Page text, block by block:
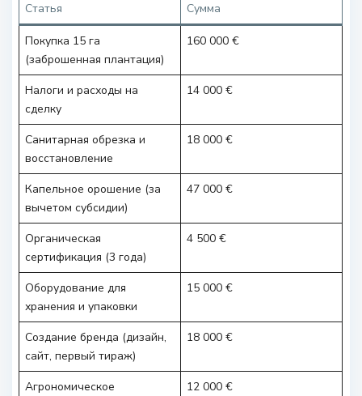
Статья Сумма
Покупка 15 га
(заброшенная плантация)
160 000 €
Налоги и расходы на
сделку
14 000 €
Санитарная обрезка и
восстановление
18 000 €
Капельное орошение (за
вычетом субсидии)
47 000 €
Органическая
сертификация (3 года)
4 500 €
Оборудование для
хранения и упаковки
15 000 €
Создание бренда (дизайн,
сайт, первый тираж)
18 000 €
Агрономическое
12 000 €